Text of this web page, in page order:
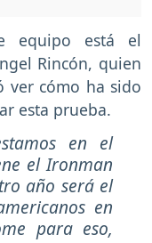
equipo está el
Rincón, quien
ver cómo ha sido
esta prueba.
en el
el Ironman
año será el
en
para eso,